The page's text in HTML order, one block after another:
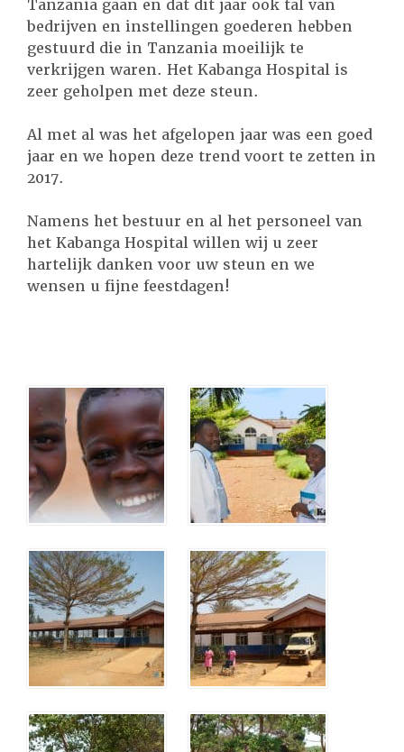
Tanzania gaan en dat dit jaar ook tal van
bedrijven en instellingen goederen hebben
gestuurd die in Tanzania moeilijk te
verkrijgen waren. Het Kabanga Hospital is
zeer geholpen met deze steun.
Al met al was het afgelopen jaar was een goed
jaar en we hopen deze trend voort te zetten in
2017.
Namens het bestuur en al het personeel van
het Kabanga Hospital willen wij u zeer
hartelijk danken voor uw steun en we
wensen u fijne feestdagen!